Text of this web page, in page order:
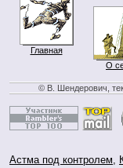
Главная
О
© В. Шендерович,
Астма под контролем,